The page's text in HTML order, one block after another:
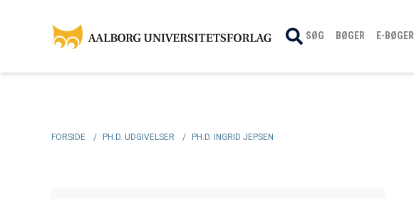
SØG BØGER E-BØGER
FORSIDE / PH.D. UDGIVELSER / PH.D. INGRID JEPSEN